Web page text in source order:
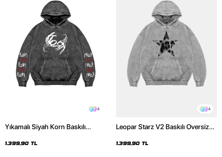
4
Yıkamalı Siyah Korn Baskılı
1.399,90 TL
4
Leopar Starz V2 Baskılı Oversize
Hoodie
1.399,90 TL